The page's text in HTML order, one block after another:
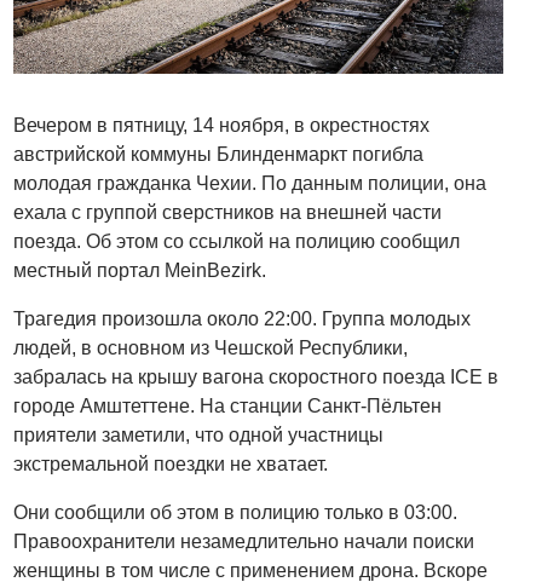
Вечером в пятницу, 14 ноября, в окрестностях
австрийской коммуны Блинденмаркт погибла
молодая гражданка Чехии. По данным полиции, она
ехала с группой сверстников на внешней части
поезда. Об этом со ссылкой на полицию сообщил
местный портал MeinBezirk.
Трагедия произошла около 22:00. Группа молодых
людей, в основном из Чешской Республики,
забралась на крышу вагона скоростного поезда ICE в
городе Амштеттене. На станции Санкт-Пёльтен
приятели заметили, что одной участницы
экстремальной поездки не хватает.
Они сообщили об этом в полицию только в 03:00.
Правоохранители незамедлительно начали поиски
женщины в том числе с применением дрона. Вскоре